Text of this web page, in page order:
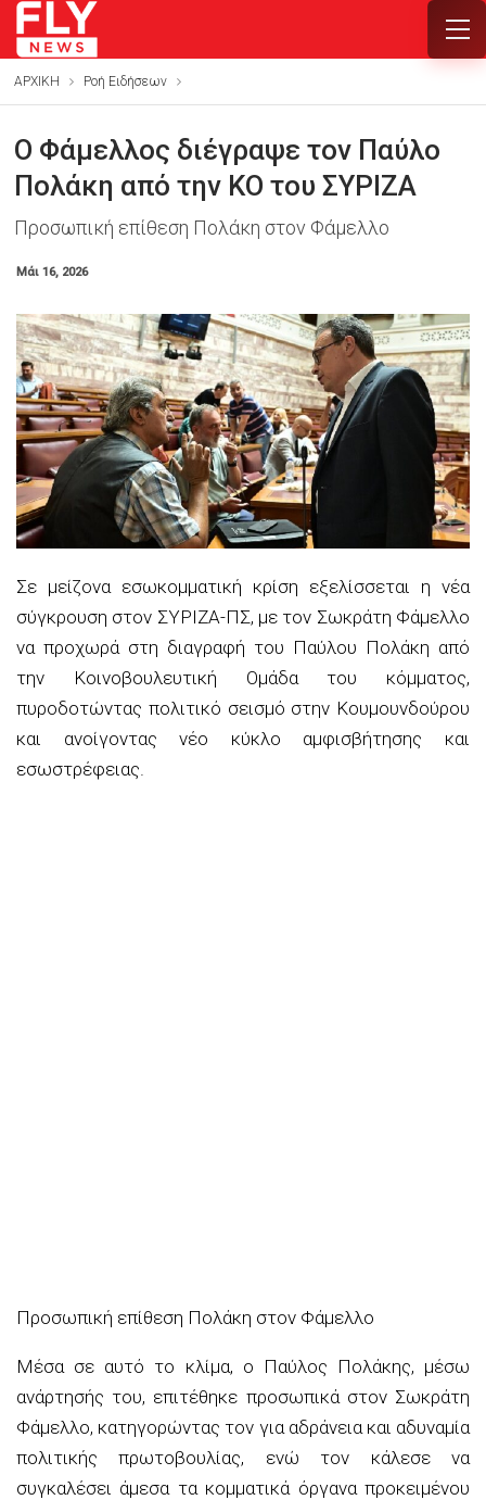
ΑΡΧΙΚΗ Ροή Ειδήσεων
Ο Φάμελλος διέγραψε τον Παύλο
Πολάκη από την ΚΟ του ΣΥΡΙΖΑ
Προσωπική επίθεση Πολάκη στον Φάμελλο
Μάι 16, 2026
Σε μείζονα εσωκομματική κρίση εξελίσσεται η νέα
σύγκρουση στον ΣΥΡΙΖΑ-ΠΣ, με τον Σωκράτη Φάμελλο
να προχωρά στη διαγραφή του Παύλου Πολάκη από
την Κοινοβουλευτική Ομάδα του κόμματος,
πυροδοτώντας πολιτικό σεισμό στην Κουμουνδούρου
και ανοίγοντας νέο κύκλο αμφισβήτησης και
εσωστρέφειας.
Προσωπική επίθεση Πολάκη στον Φάμελλο
Μέσα σε αυτό το κλίμα, ο Παύλος Πολάκης, μέσω
ανάρτησής του, επιτέθηκε προσωπικά στον Σωκράτη
Φάμελλο, κατηγορώντας τον για αδράνεια και αδυναμία
πολιτικής πρωτοβουλίας, ενώ τον κάλεσε να
συγκαλέσει άμεσα τα κομματικά όργανα προκειμένου